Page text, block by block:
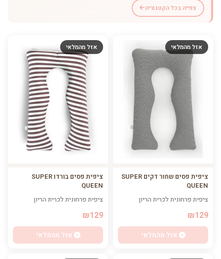
צפייה בכל הקטגוריה
אזל מהמלאי
ציפית פסים שחור דקים SUPER
QUEEN
ציפית פרחונית לכרית הריון
₪129
אזל מהמלאי
אזל מהמלאי
ציפית פסים בורדו SUPER
QUEEN
ציפית פרחונית לכרית הריון
₪129
אזל מהמלאי